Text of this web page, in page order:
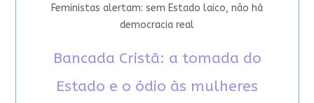
Feministas alertam: sem Estado laico, não há
democracia real
Bancada Cristã: a tomada do
Estado e o ódio às mulheres